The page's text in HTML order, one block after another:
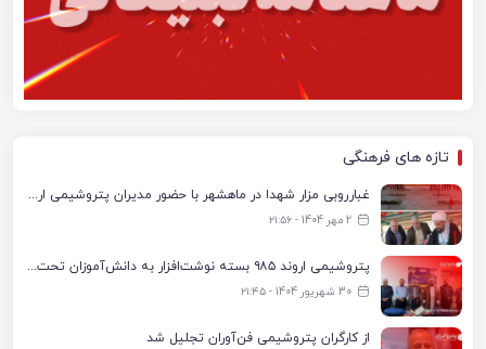
تازه های فرهنگی
غبارروبی مزار شهدا در ماهشهر با حضور مدیران پتروشیمی اروند و مسئولان شهری
2 مهر 1404 - ۲۱:۵۶
پتروشیمی اروند ۹۸۵ بسته نوشت‌افزار به دانش‌آموزان تحت پوشش کمیته امداد بندرماهشهر اهدا کرد
30 شهریور 1404 - ۲۱:۴۵
از کارگران پتروشیمی فن‌آوران تجلیل شد